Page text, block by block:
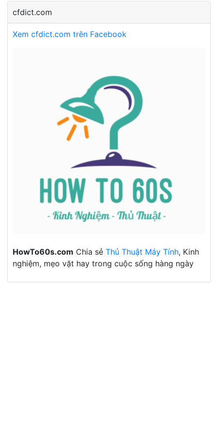
cfdict.com
Xem cfdict.com trên Facebook
HowTo60s.com Chia sẻ Thủ Thuật Máy Tính, Kinh
nghiệm, mẹo vặt hay trong cuộc sống hàng ngày